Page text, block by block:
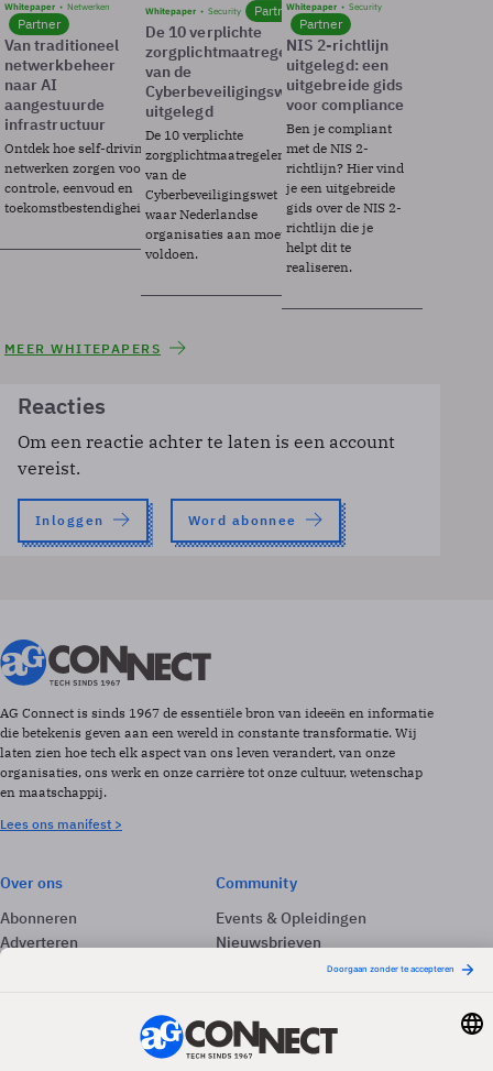
Whitepaper Netwerken
Partner
Van traditioneel
netwerkbeheer
naar AI
aangestuurde
infrastructuur
Ontdek hoe self-driving
netwerken zorgen voor
controle, eenvoud en
toekomstbestendigheid.
Whitepaper Security Partner
De 10 verplichte
zorgplichtmaatregelen
van de
Cyberbeveiligingswet
uitgelegd
De 10 verplichte
zorgplichtmaatregelen
van de
Cyberbeveiligingswet
waar Nederlandse
organisaties aan moeten
voldoen.
Whitepaper Security
Partner
NIS 2-richtlijn
uitgelegd: een
uitgebreide gids
voor compliance
Ben je compliant
met de NIS 2-
richtlijn? Hier vind
je een uitgebreide
gids over de NIS 2-
richtlijn die je
helpt dit te
realiseren.
MEER WHITEPAPERS
Reacties
Om een reactie achter te laten is een account
vereist.
Inloggen Word abonnee
AG Connect is sinds 1967 de essentiële bron van ideeën en informatie
die betekenis geven aan een wereld in constante transformatie. Wij
laten zien hoe tech elk aspect van ons leven verandert, van onze
organisaties, ons werk en onze carrière tot onze cultuur, wetenschap
en maatschappij.
Lees ons manifest >
Over ons
Abonneren
Adverteren
Community
Events & Opleidingen
Nieuwsbrieven